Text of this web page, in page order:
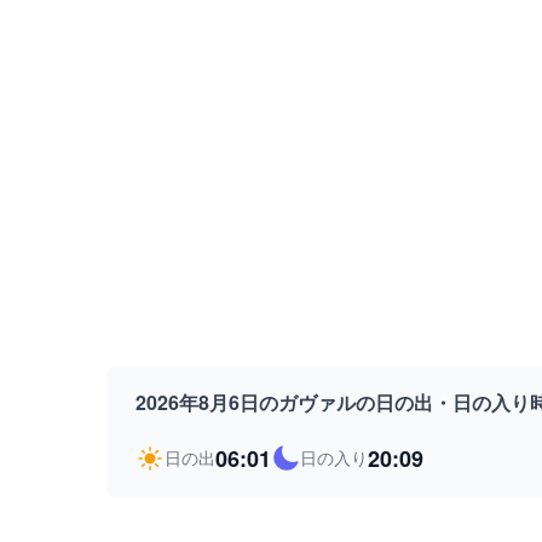
2026年8月6日のガヴァルの日の出・日の入り
日の出06:01 日の入り20:09